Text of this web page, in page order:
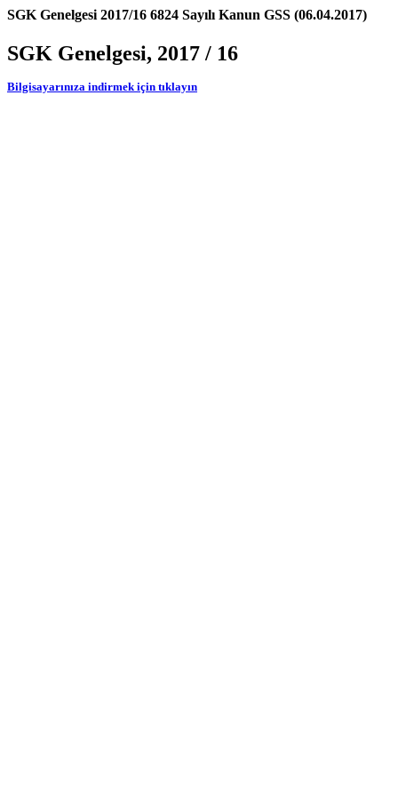
SGK Genelgesi 2017/16 6824 Sayılı Kanun GSS (06.04.2017)
SGK Genelgesi, 2017 / 16
Bilgisayarınıza indirmek için tıklayın